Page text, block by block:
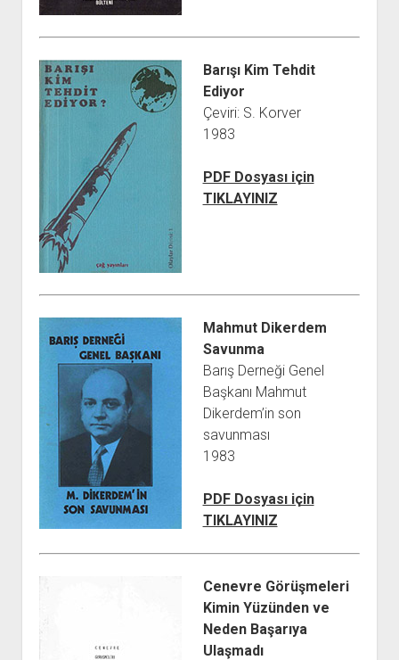
Barışı Kim Tehdit
Ediyor
Çeviri: S. Korver
1983
PDF Dosyası için
TIKLAYINIZ
Mahmut Dikerdem
Savunma
Barış Derneği Genel
Başkanı Mahmut
Dikerdem’in son
savunması
1983
PDF Dosyası için
TIKLAYINIZ
Cenevre Görüşmeleri
Kimin Yüzünden ve
Neden Başarıya
Ulaşmadı